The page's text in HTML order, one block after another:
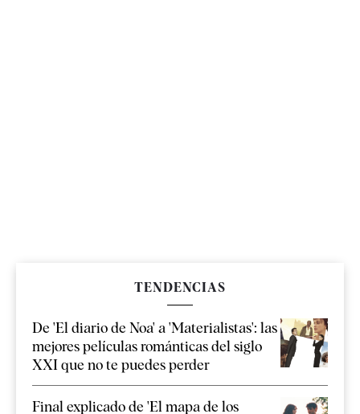
TENDENCIAS
De 'El diario de Noa' a 'Materialistas': las
mejores películas románticas del siglo
XXI que no te puedes perder
Final explicado de 'El mapa de los